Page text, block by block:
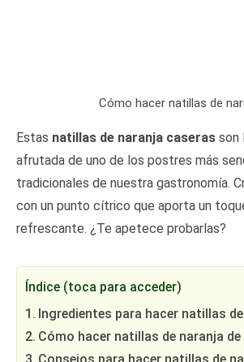
Cómo hacer natillas de
Estas natillas de naranja caseras son
afrutada de uno de los postres más
tradicionales de nuestra gastronomía.
con un punto cítrico que aporta un
refrescante. ¿Te apetece probarlas?
Índice (toca para acceder)
Ingredientes para hacer natillas
Cómo hacer natillas de naranja